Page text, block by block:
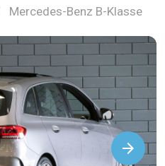
Mercedes-Benz B-Klasse
arrow_forwardVorige